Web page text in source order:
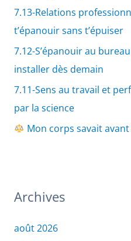
7.13-Relations
t’épanouir sans t’épuiser
7.12-S’épanouir au
installer dès demain
7.11-Sens au travail et
par la science
Mon corps savait
Archives
août 2026